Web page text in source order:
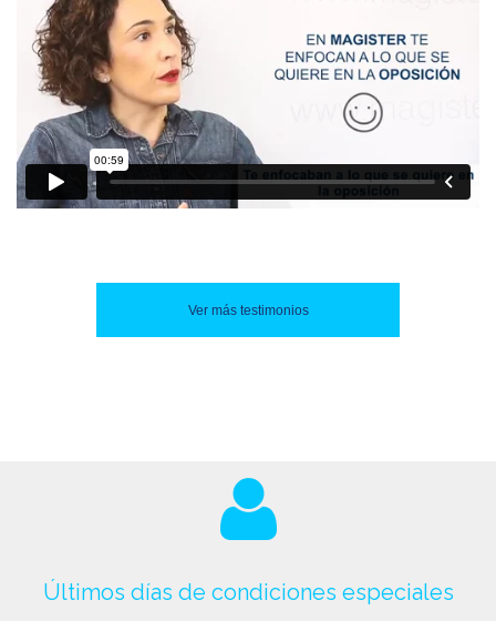
Ver más testimonios
Últimos días de condiciones especiales